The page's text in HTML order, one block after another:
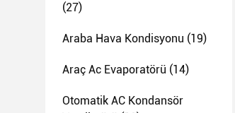
(27)
Araba Hava Kondisyonu (19)
Araç Ac Evaporatörü (14)
Otomatik AC Kondansör